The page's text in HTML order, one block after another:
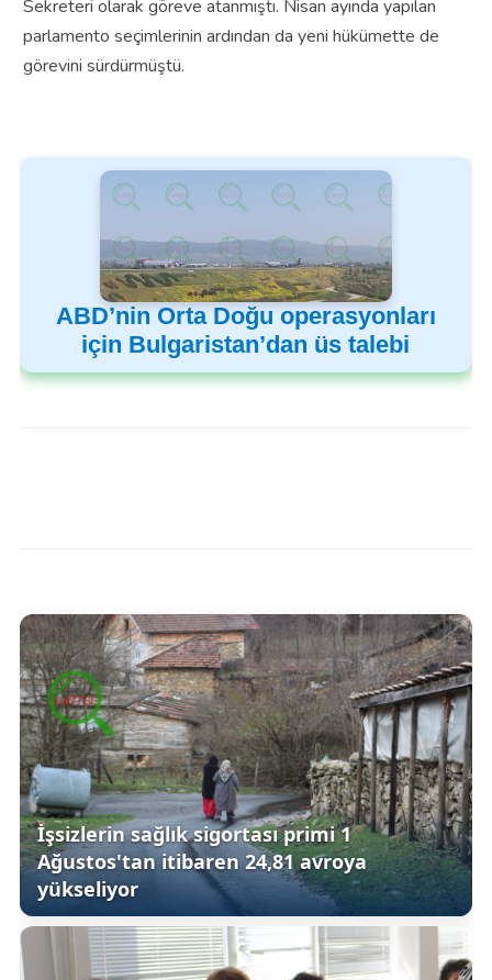
Sekreteri olarak göreve atanmıştı. Nisan ayında yapılan
parlamento seçimlerinin ardından da yeni hükümette de
görevini sürdürmüştü.
ABD’nin Orta Doğu operasyonları
için Bulgaristan’dan üs talebi
İşsizlerin sağlık sigortası primi 1
Ağustos'tan itibaren 24,81 avroya
yükseliyor